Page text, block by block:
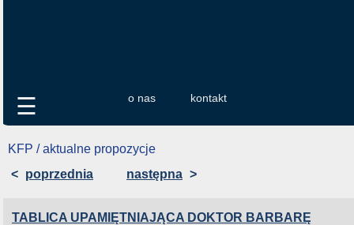
o nas kontakt
☰
KFP / aktualne propozycje
< poprzednia następna >
TABLICA UPAMIĘTNIAJĄCA DOKTOR BARBARĘ